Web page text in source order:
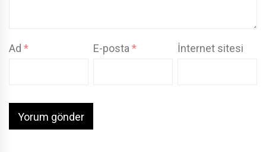
Ad * E-posta* İnternet sitesi